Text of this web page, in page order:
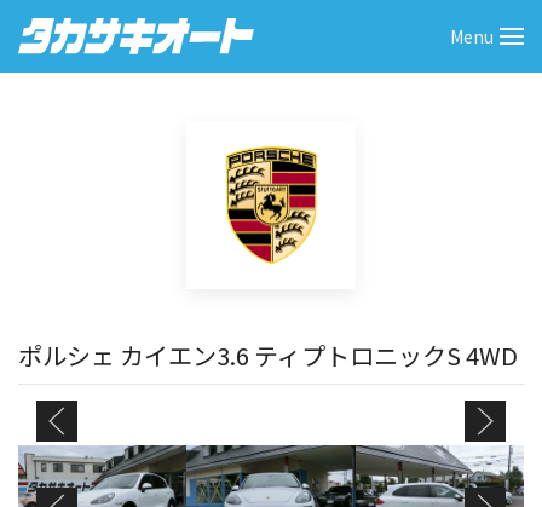
Skip
content
Menu
ポルシェ カイエン3.6 ティプトロニックS 4WD